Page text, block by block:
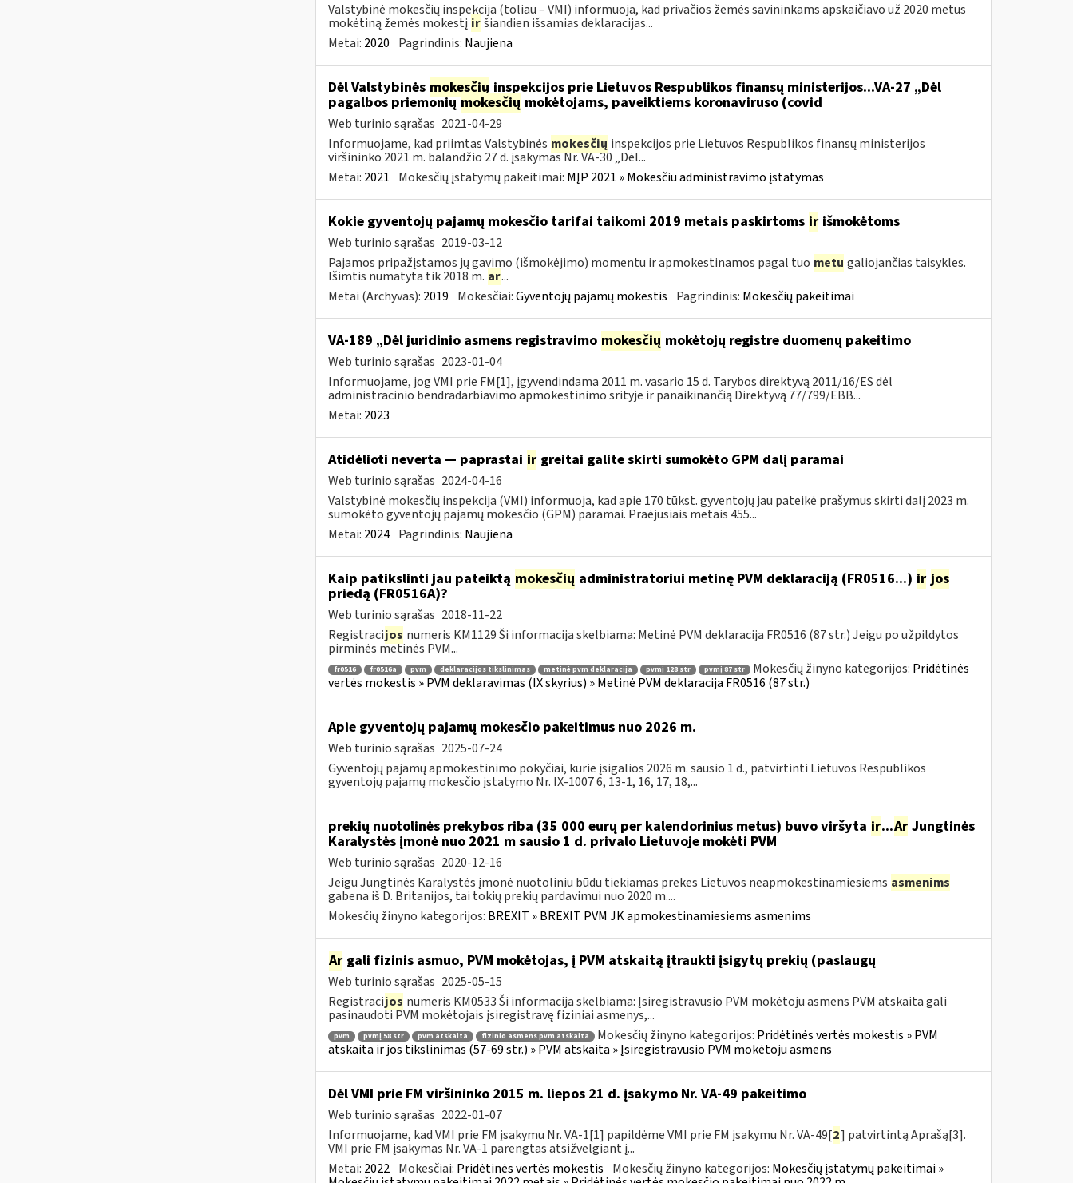
Valstybinė mokesčių inspekcija (toliau – VMI) informuoja, kad privačios žemės savininkams apskaičiavo už 2020 metus
mokėtiną žemės mokestį ir šiandien išsamias deklaracijas...
Metai: 2020 Pagrindinis: Naujiena
Dėl Valstybinės mokesčiųinspekcijos prie Lietuvos Respublikos finansų ministerijos...VA-27 „Dėl
pagalbos priemoniųmokesčių mokėtojams, paveiktiems koronaviruso (covid
Web turinio sąrašas 2021-04-29
Informuojame, kad priimtas Valstybinės mokesčių inspekcijos prie Lietuvos Respublikos finansų ministerijos
viršininko 2021 m. balandžio 27 d. įsakymas Nr. VA-30 „Dėl...
Metai: 2021 Mokesčių įstatymų pakeitimai: MĮP 2021 » Mokesčiu administravimo įstatymas
Kokie gyventojų pajamų mokesčio tarifai taikomi 2019 metais paskirtoms irišmokėtoms
Web turinio sąrašas 2019-03-12
Pajamos pripažįstamos jų gavimo (išmokėjimo) momentu ir apmokestinamos pagal tuo metu galiojančias taisykles.
Išimtis numatyta tik 2018 m. ar...
Metai (Archyvas): 2019 Mokesčiai:Gyventojų pajamų mokestis Pagrindinis: Mokesčių pakeitimai
VA-189 „Dėl juridinio asmens registravimo mokesčių mokėtojų registre duomenų pakeitimo
Web turinio sąrašas 2023-01-04
Informuojame, jog VMI prie FM[1], įgyvendindama 2011 m. vasario 15 d. Tarybos direktyvą 2011/16/ES dėl
administracinio bendradarbiavimo apmokestinimo srityje ir panaikinančią Direktyvą 77/799/EBB...
Metai: 2023
Atidėlioti neverta — paprastai irgreitai galite skirti sumokėto GPM dalį paramai
Web turinio sąrašas 2024-04-16
Valstybinė mokesčių inspekcija (VMI) informuoja, kad apie 170 tūkst. gyventojų jau pateikė prašymus skirti dalį 2023 m.
sumokėto gyventojų pajamų mokesčio (GPM) paramai. Praėjusiais metais 455...
Metai: 2024 Pagrindinis: Naujiena
Kaip patikslinti jau pateiktą mokesčių administratoriui metinę PVM deklaraciją (FR0516...) ir jos
priedą (FR0516A)?
Web turinio sąrašas 2018-11-22
Registracijos numeris KM1129 Ši informacija skelbiama: Metinė PVM deklaracija FR0516 (87 str.) Jeigu po užpildytos
pirminės metinės PVM...
fr0516 fr0516a pvm deklaracijos tikslinimas metinė pvm deklaracija pvmį 128 str pvmį 87 str Mokesčių žinyno kategorijos: Pridėtinės
vertės mokestis » PVM deklaravimas (IX skyrius) » Metinė PVM deklaracija FR0516 (87 str.)
Apie gyventojų pajamų mokesčio pakeitimus nuo 2026 m.
Web turinio sąrašas 2025-07-24
Gyventojų pajamų apmokestinimo pokyčiai, kurie įsigalios 2026 m. sausio 1 d., patvirtinti Lietuvos Respublikos
gyventojų pajamų mokesčio įstatymo Nr. IX-1007 6, 13-1, 16, 17, 18,...
prekių nuotolinės prekybos riba (35 000 eurų per kalendorinius metus) buvo viršyta ir...ArJungtinės
Karalystės įmonė nuo 2021 m sausio 1 d. privalo Lietuvoje mokėti PVM
Web turinio sąrašas 2020-12-16
Jeigu Jungtinės Karalystės įmonė nuotoliniu būdu tiekiamas prekes Lietuvos neapmokestinamiesiems asmenims
gabena iš D. Britanijos, tai tokių prekių pardavimui nuo 2020 m....
Mokesčių žinyno kategorijos: BREXIT » BREXIT PVM JK apmokestinamiesiems asmenims
Argali fizinis asmuo, PVM mokėtojas, į PVM atskaitą įtraukti įsigytų prekių (paslaugų
Web turinio sąrašas 2025-05-15
Registracijos numeris KM0533 Ši informacija skelbiama: Įsiregistravusio PVM mokėtoju asmens PVM atskaita gali
pasinaudoti PVM mokėtojais įsiregistravę fiziniai asmenys,...
pvm pvmį 58 str pvm atskaita fizinio asmens pvm atskaita Mokesčių žinyno kategorijos: Pridėtinės vertės mokestis » PVM
atskaita ir jos tikslinimas (57-69 str.) » PVM atskaita » Įsiregistravusio PVM mokėtoju asmens
Dėl VMI prie FM viršininko 2015 m. liepos 21 d. įsakymo Nr. VA-49 pakeitimo
Web turinio sąrašas 2022-01-07
Informuojame, kad VMI prie FM įsakymu Nr. VA-1[1] papildėme VMI prie FM įsakymu Nr. VA-49[2] patvirtintą Aprašą[3].
VMI prie FM įsakymas Nr. VA-1 parengtas atsižvelgiant į...
Metai: 2022 Mokesčiai: Pridėtinės vertės mokestis Mokesčių žinyno kategorijos: Mokesčių įstatymų pakeitimai »